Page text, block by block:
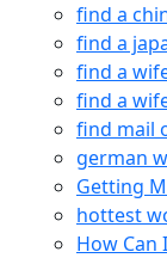
find a
find a
find a
find a
find mail
german
Getting
hottest
How Can